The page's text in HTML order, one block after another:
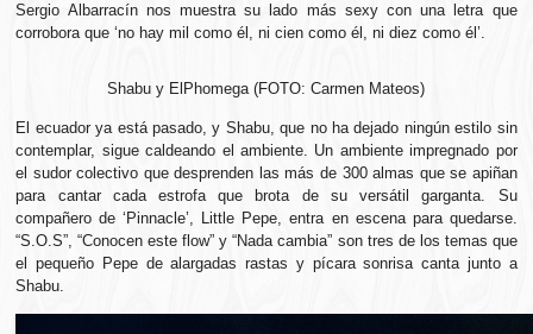
Sergio Albarracín nos muestra su lado más sexy con una letra que
corrobora que ‘no hay mil como él, ni cien como él, ni diez como él’.
Shabu y ElPhomega (FOTO: Carmen Mateos)
El ecuador ya está pasado, y Shabu, que no ha dejado ningún estilo sin
contemplar, sigue caldeando el ambiente. Un ambiente impregnado por
el sudor colectivo que desprenden las más de 300 almas que se apiñan
para cantar cada estrofa que brota de su versátil garganta. Su
compañero de ‘Pinnacle’, Little Pepe, entra en escena para quedarse.
“S.O.S”, “Conocen este flow” y “Nada cambia” son tres de los temas que
el pequeño Pepe de alargadas rastas y pícara sonrisa canta junto a
Shabu.